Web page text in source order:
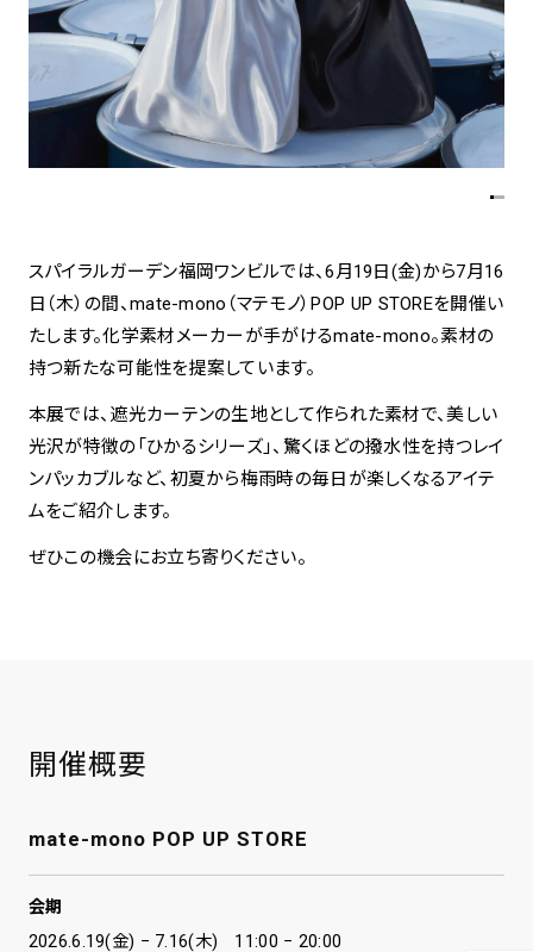
Spiral Nail Salon 青山
Spiral Nail Salon NEWoMan
⾼輪
naila 横浜ランドマーク
naila 大宮そごう
Spiral Café 青山
Spiral Garden 福岡ワンビル
CAFE AALTO 新丸ビル
Spiral Rendezvous Store
グランスタ東京店
spiral art gallery 名古屋
松坂屋
MoN Park Cafe by Spiral
スパイラルガーデン福岡ワンビルでは、6月19日(金)から7月16
日（木）の間、mate-mono（マテモノ）POP UP STOREを開催い
たします。化学素材メーカーが手がけるmate-mono。素材の
持つ新たな可能性を提案しています。
本展では、遮光カーテンの生地として作られた素材で、美しい
光沢が特徴の「ひかるシリーズ」、驚くほどの撥水性を持つレイ
ンパッカブルなど、初夏から梅雨時の毎日が楽しくなるアイテ
ムをご紹介します。
ぜひこの機会にお立ち寄りください。
開催概要
mate-mono POP UP STORE
会期
2026.6.19(金) − 7.16(木) 11:00 − 20:00